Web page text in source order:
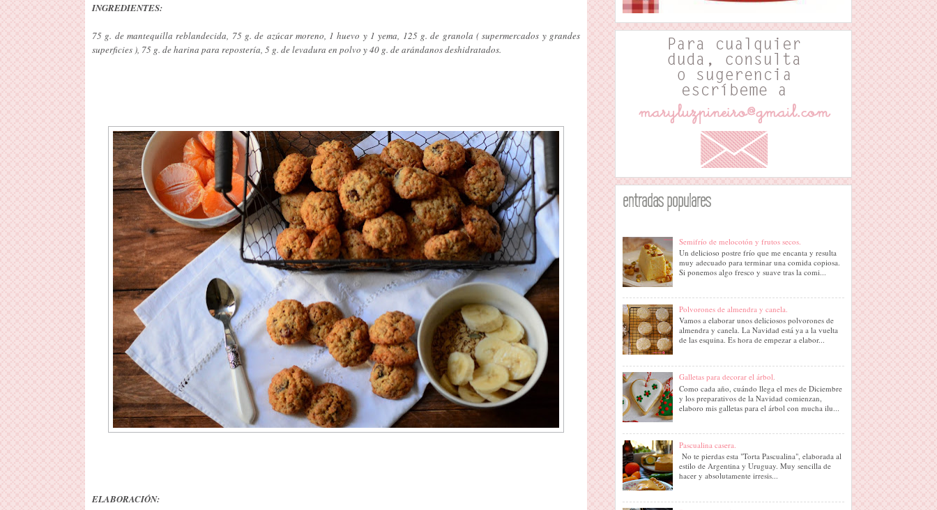
INGREDIENTES:
75 g. de mantequilla reblandecida, 75 g. de azúcar moreno, 1 huevo y 1 yema, 125 g. de granola ( supermercados y grandes
superficies ), 75 g. de harina para repostería, 5 g. de levadura en polvo y 40 g. de arándanos deshidratados.
ELABORACIÓN:
entradas populares
Semifrío de melocotón y frutos secos.
Un delicioso postre frío que me encanta y resulta
muy adecuado para terminar una comida copiosa.
Si ponemos algo fresco y suave tras la comi...
Polvorones de almendra y canela.
Vamos a elaborar unos deliciosos polvorones de
almendra y canela. La Navidad está ya a la vuelta
de las esquina. Es hora de empezar a elabor...
Galletas para decorar el árbol.
Como cada año, cuándo llega el mes de Diciembre
y los preparativos de la Navidad comienzan,
elaboro mis galletas para el árbol con mucha ilu...
Pascualina casera.
No te pierdas esta "Torta Pascualina", elaborada al
estilo de Argentina y Uruguay. Muy sencilla de
hacer y absolutamente irresis...